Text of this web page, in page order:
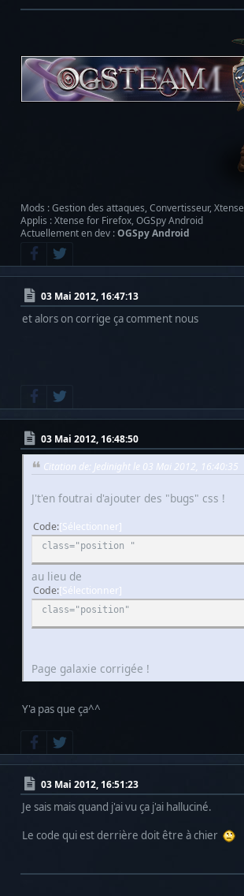
Mods : Gestion des attaques, Convertisseur, Xtense
Applis : Xtense for Firefox, OGSpy Android
Actuellement en dev :OGSpy Android
03 Mai 2012, 16:47:13
et alors on corrige ça comment nous
03 Mai 2012, 16:48:50
Citation de: Jedinight le 03 Mai 2012, 16:40:35
J't'en foutrai d'ajouter des "bugs" css !
Code Sélectionner
class="position "
au lieu de
Code Sélectionner
class="position"
Page galaxie corrigée !
Y'a pas que ça^^
03 Mai 2012, 16:51:23
Je sais mais quand j'ai vu ça j'ai halluciné.
Le code qui est derrière doit être à chier